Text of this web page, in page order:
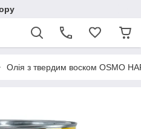
Олія з твердим воском OSMO